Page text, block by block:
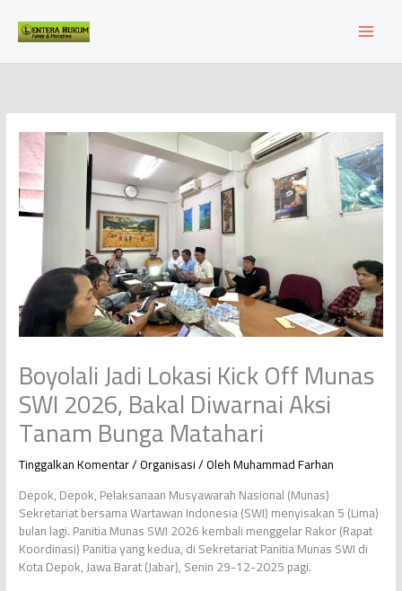
konten
Boyolali Jadi Lokasi Kick Off Munas
SWI 2026, Bakal Diwarnai Aksi
Tanam Bunga Matahari
Tinggalkan Komentar/Organisasi/ OlehMuhammad Farhan
Depok, Depok, Pelaksanaan Musyawarah Nasional (Munas)
Sekretariat bersama Wartawan Indonesia (SWI) menyisakan 5 (Lima)
bulan lagi. Panitia Munas SWI 2026 kembali menggelar Rakor (Rapat
Koordinasi) Panitia yang kedua, di Sekretariat Panitia Munas SWI di
Kota Depok, Jawa Barat (Jabar), Senin 29-12-2025 pagi.